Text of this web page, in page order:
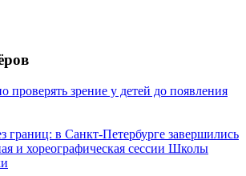
проверять зрение у детей до появления
границ: в Санкт-Петербурге завершились
и хореографическая сессии Школы